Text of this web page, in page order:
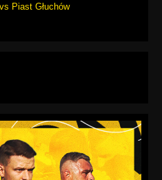
Piast Głuchów